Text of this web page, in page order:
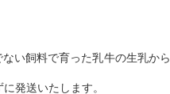
い飼料で育った乳牛の生乳から
発送いたします。